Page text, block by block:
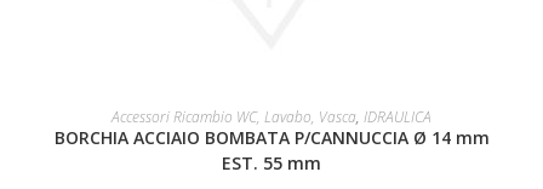
AGGIUNGI AL CARRELLO
Accessori Ricambio WC, Lavabo, Vasca, IDRAULICA
BORCHIA ACCIAIO BOMBATA P/CANNUCCIA Ø 14 mm
EST. 55 mm